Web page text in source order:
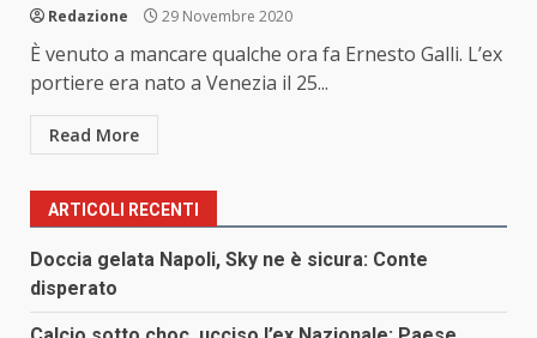
Redazione 29 Novembre 2020
È venuto a mancare qualche ora fa Ernesto Galli. L’ex
portiere era nato a Venezia il 25...
Read More
ARTICOLI RECENTI
Doccia gelata Napoli, Sky ne è sicura: Conte
disperato